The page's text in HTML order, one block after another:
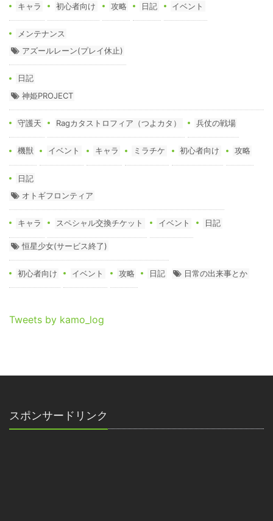
キャラ 初心者向け 攻略 日記 イベント
メンテナンス
アズールレーン(プレイ休止)
日記
神姫PROJECT
守護天 Ragカタストロフィア（つよカタ） 兵仗の戦場
機獣 イベント キャラ ミラチケ 初心者向け 攻略
日記
オトギフロンティア
キャラ スペシャル交換チケット イベント 日記
恒星少女(サービス終了)
初心者向け イベント 攻略 日記 日常の出来事とか
Tweets by kamo_log
スポンサードリンク